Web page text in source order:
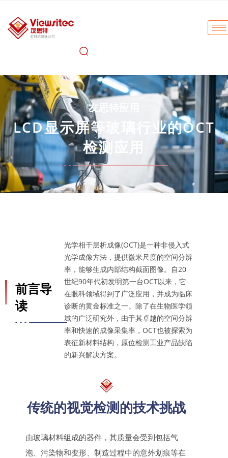
友思特应用
LCD显示屏等玻璃行业的OCT
检测应用
前言导
读
光学相干层析成像(OCT)是一种非侵入式
光学成像方法，提供微米尺度的空间分辨
率，能够生成内部结构截面图像。自20
世纪90年代初发明第一台OCT以来，它
在眼科领域得到了广泛应用，并成为临床
诊断的黄金标准之一。除了在生物医学领
域的广泛研究外，由于其卓越的空间分辨
率和快速的成像采集率，OCT也被探索为
表征新材料结构，原位检测工业产品缺陷
的新兴解决方案。
传统的视觉检测的技术挑战
由玻璃材料组成的器件，其质量会受到包括气
泡、污染物和变形、制造过程中的意外划痕等在